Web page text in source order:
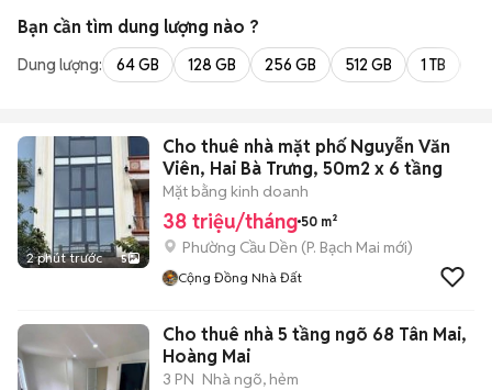
Bạn cần tìm dung lượng nào ?
Dung lượng: 64 GB 128 GB 256 GB 512 GB 1 TB
2 phút trước 5
Cho thuê nhà mặt phố Nguyễn Văn
Viên, Hai Bà Trưng, 50m2 x 6 tầng
Mặt bằng kinh doanh
38 triệu/tháng 50 m²
Phường Cầu Dền (P. Bạch Mai mới)
Cộng Đồng Nhà Đất
Cho thuê nhà 5 tầng ngõ 68 Tân Mai,
Hoàng Mai
3 PN Nhà ngõ, hẻm